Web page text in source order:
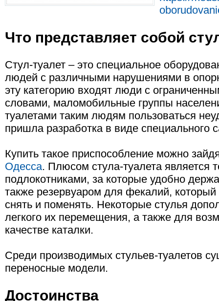
Что представляет собой
Стул-туалет – это специальное
людей с различными нарушениями в
эту категорию входят люди с
словами, маломобильные группы
туалетами таким людям пользоваться
пришла разработка в виде специального
Купить такое приспособление можно
Одесса. Плюсом стула-туалета является
подлокотниками, за которые удобно
также резервуаром для фекалий,
снять и поменять. Некоторые стулья
легкого их перемещения, а также для
качестве каталки.
Среди производимых стульев-туалетов
переносные модели.
Достоинства